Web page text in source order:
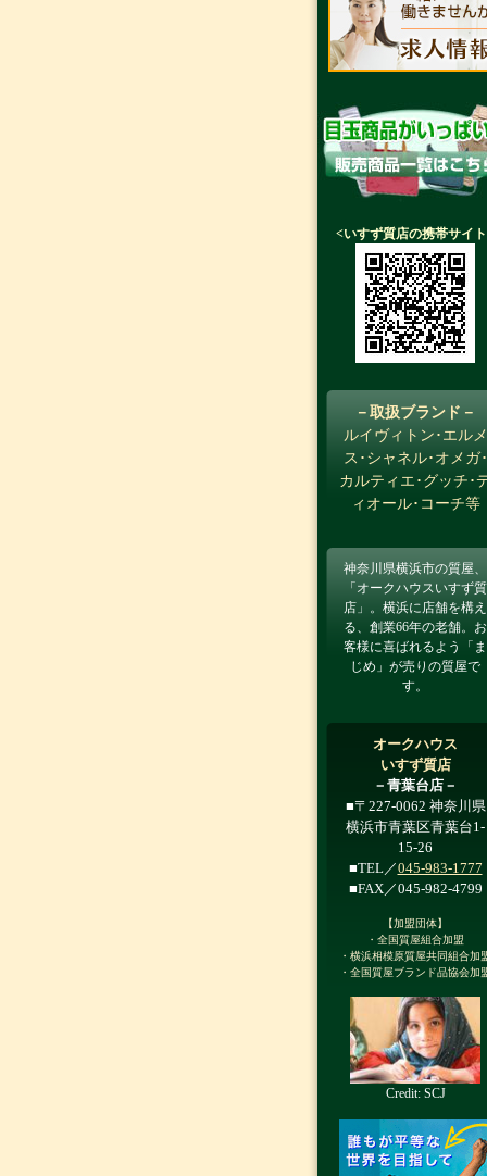
<いすず質店の携帯サイ
－取扱ブランド－
ルイヴィトン･エルメ
ス･シャネル･オメガ･
カルティエ･グッチ･
ィオール･コーチ等
神奈川県横浜市の質屋、
「オークハウスいすず質
店」。横浜に店舗を構え
る、創業66年の老舗。お
客様に喜ばれるよう「ま
じめ」が売りの質屋で
す。
オークハウス
いすず質店
－青葉台店－
■〒227-0062 神奈川県
横浜市青葉区青葉台1-
15-26
■TEL／045-983-1777
■FAX／045-982-4799
【加盟団体】
・全国質屋組合加盟
・横浜相模原質屋共同組合加
・全国質屋ブランド品協会加
Credit: SCJ